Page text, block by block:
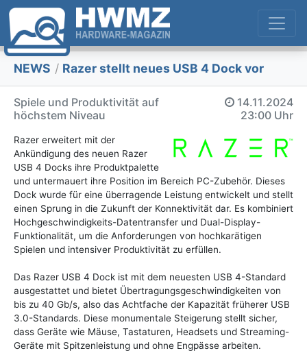
NEWS / Razer stellt neues USB 4 Dock vor
Spiele und Produktivität auf
höchstem Niveau
14.11.2024
23:00 Uhr
Razer erweitert mit der
Ankündigung des neuen Razer
USB 4 Docks ihre Produktpalette
und untermauert ihre Position im Bereich PC-Zubehör. Dieses
Dock wurde für eine überragende Leistung entwickelt und stellt
einen Sprung in die Zukunft der Konnektivität dar. Es kombiniert
Hochgeschwindigkeits-Datentransfer und Dual-Display-
Funktionalität, um die Anforderungen von hochkarätigen
Spielen und intensiver Produktivität zu erfüllen.
Das Razer USB 4 Dock ist mit dem neuesten USB 4-Standard
ausgestattet und bietet Übertragungsgeschwindigkeiten von
bis zu 40 Gb/s, also das Achtfache der Kapazität früherer USB
3.0-Standards. Diese monumentale Steigerung stellt sicher,
dass Geräte wie Mäuse, Tastaturen, Headsets und Streaming-
Geräte mit Spitzenleistung und ohne Engpässe arbeiten.